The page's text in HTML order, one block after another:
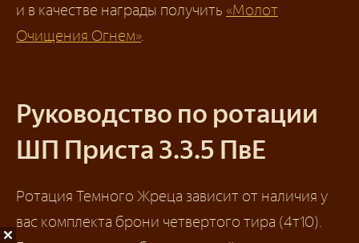
и в качестве награды получить «Молот
Очищения Огнем».
Руководство по ротации
ШП Приста 3.3.5 ПвЕ
Ротация Темного Жреца зависит от наличия у
вас комплекта брони четвертого тира (4т10).